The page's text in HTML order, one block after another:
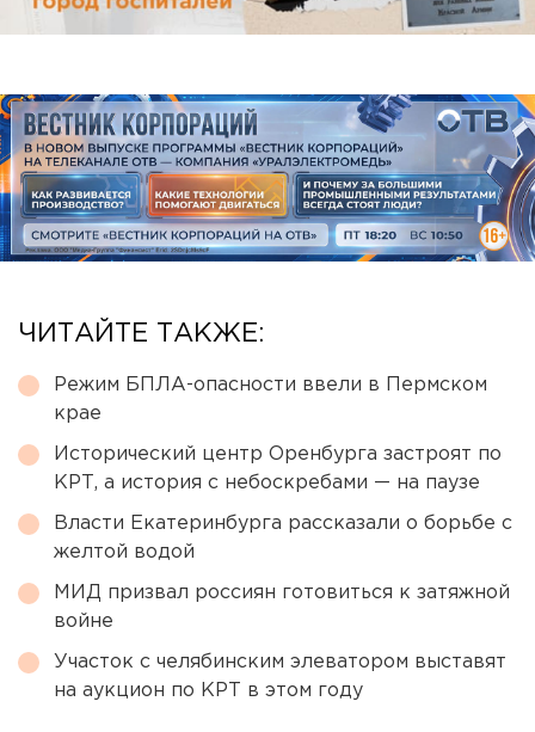
ЧИТАЙТЕ ТАКЖЕ:
Режим БПЛА-опасности ввели в Пермском
крае
Исторический центр Оренбурга застроят по
КРТ, а история с небоскребами — на паузе
Власти Екатеринбурга рассказали о борьбе с
желтой водой
МИД призвал россиян готовиться к затяжной
войне
Участок с челябинским элеватором выставят
на аукцион по КРТ в этом году